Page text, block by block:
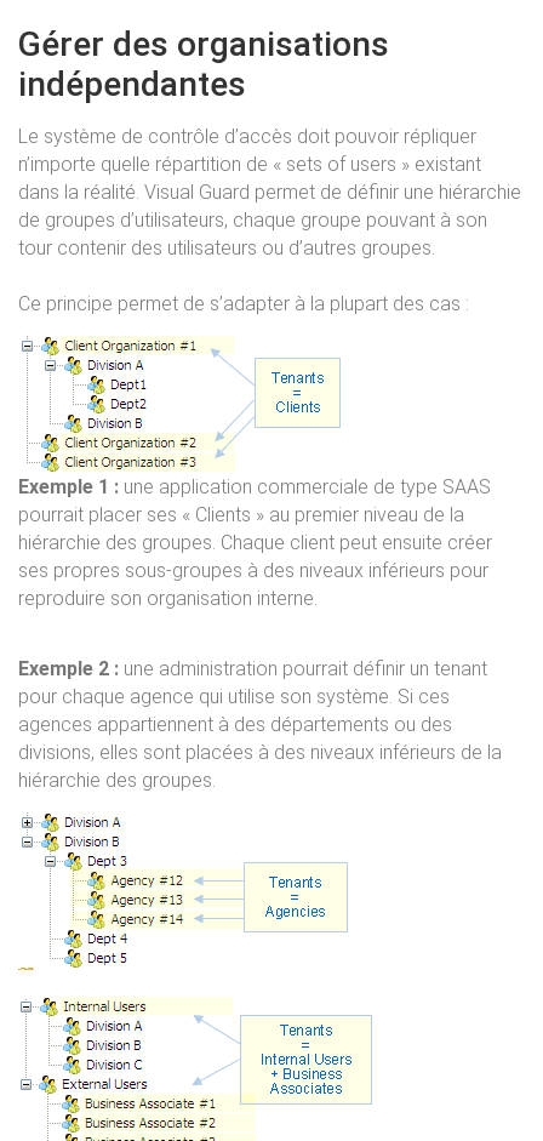
Gérer des organisations
indépendantes
Le système de contrôle d’accès doit pouvoir répliquer
n’importe quelle répartition de « sets of users » existant
dans la réalité. Visual Guard permet de définir une hiérarchie
de groupes d’utilisateurs, chaque groupe pouvant à son
tour contenir des utilisateurs ou d’autres groupes.
Ce principe permet de s’adapter à la plupart des cas :
Exemple 1 : une application commerciale de type SAAS
pourrait placer ses « Clients » au premier niveau de la
hiérarchie des groupes. Chaque client peut ensuite créer
ses propres sous-groupes à des niveaux inférieurs pour
reproduire son organisation interne.
Exemple 2 : une administration pourrait définir un tenant
pour chaque agence qui utilise son système. Si ces
agences appartiennent à des départements ou des
divisions, elles sont placées à des niveaux inférieurs de la
hiérarchie des groupes.